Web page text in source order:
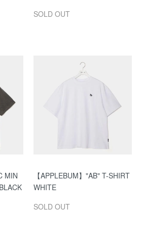
SOLD OUT
MIN
【APPLEBUM】"AB" T-SHIRT
WHITE
SOLD OUT